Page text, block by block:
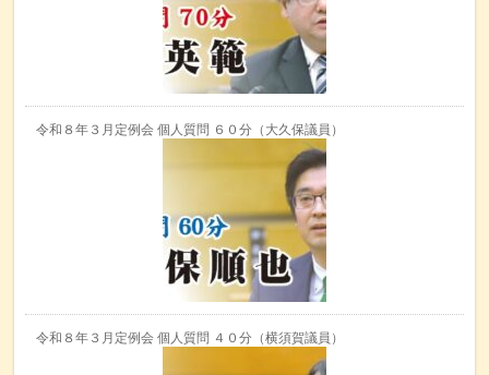
令和８年３月定例会 個人質問 ６０分（大久保議員）
令和８年３月定例会 個人質問 ４０分（横須賀議員）